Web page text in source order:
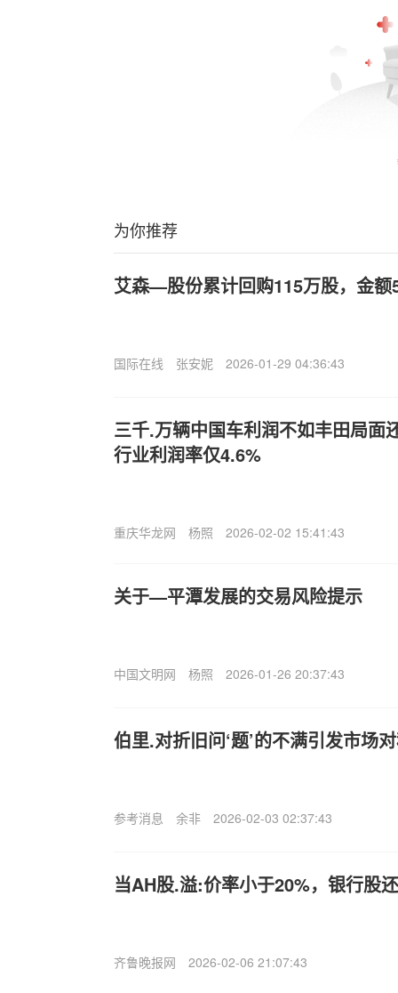
为你推荐
艾森—股份累计回购115万股，金额
国际在线 张安妮 2026-01-29 04:36:43
三千.万辆中国车利润不如丰田局面
行业利润率仅4.6%
重庆华龙网 杨照 2026-02-02 15:41:43
关于—平潭发展的交易风险提示
中国文明网 杨照 2026-01-26 20:37:43
伯里.对折旧问‘题’的不满引发市场
参考消息 余非 2026-02-03 02:37:43
当AH股.溢:价率小于20%，银行股
齐鲁晚报网 2026-02-06 21:07:43